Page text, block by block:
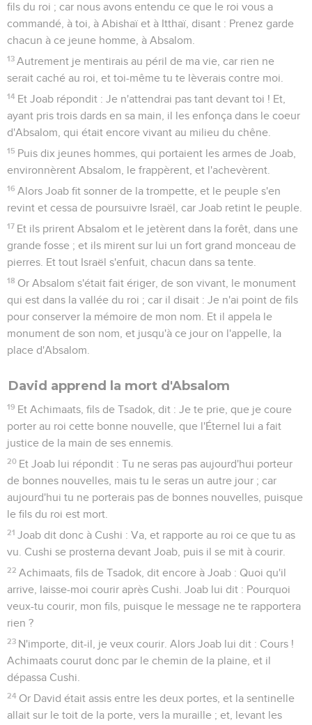
fils du roi ; car nous avons entendu ce que le roi vous a
commandé, à toi, à Abishaï et à Itthaï, disant : Prenez garde
chacun à ce jeune homme, à Absalom.
13 Autrement je mentirais au péril de ma vie, car rien ne
serait caché au roi, et toi-même tu te lèverais contre moi.
14 Et Joab répondit : Je n'attendrai pas tant devant toi ! Et,
ayant pris trois dards en sa main, il les enfonça dans le coeur
d'Absalom, qui était encore vivant au milieu du chêne.
15 Puis dix jeunes hommes, qui portaient les armes de Joab,
environnèrent Absalom, le frappèrent, et l'achevèrent.
16 Alors Joab fit sonner de la trompette, et le peuple s'en
revint et cessa de poursuivre Israël, car Joab retint le peuple.
17 Et ils prirent Absalom et le jetèrent dans la forêt, dans une
grande fosse ; et ils mirent sur lui un fort grand monceau de
pierres. Et tout Israël s'enfuit, chacun dans sa tente.
18 Or Absalom s'était fait ériger, de son vivant, le monument
qui est dans la vallée du roi ; car il disait : Je n'ai point de fils
pour conserver la mémoire de mon nom. Et il appela le
monument de son nom, et jusqu'à ce jour on l'appelle, la
place d'Absalom.
David apprend la mort d'Absalom
19 Et Achimaats, fils de Tsadok, dit : Je te prie, que je coure
porter au roi cette bonne nouvelle, que l'Éternel lui a fait
justice de la main de ses ennemis.
20 Et Joab lui répondit : Tu ne seras pas aujourd'hui porteur
de bonnes nouvelles, mais tu le seras un autre jour ; car
aujourd'hui tu ne porterais pas de bonnes nouvelles, puisque
le fils du roi est mort.
21 Joab dit donc à Cushi : Va, et rapporte au roi ce que tu as
vu. Cushi se prosterna devant Joab, puis il se mit à courir.
22 Achimaats, fils de Tsadok, dit encore à Joab : Quoi qu'il
arrive, laisse-moi courir après Cushi. Joab lui dit : Pourquoi
veux-tu courir, mon fils, puisque le message ne te rapportera
rien ?
23 N'importe, dit-il, je veux courir. Alors Joab lui dit : Cours !
Achimaats courut donc par le chemin de la plaine, et il
dépassa Cushi.
24 Or David était assis entre les deux portes, et la sentinelle
allait sur le toit de la porte, vers la muraille ; et, levant les